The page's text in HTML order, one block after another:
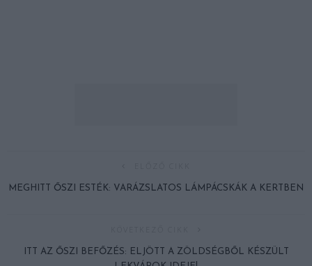
MEGHITT ŐSZI ESTÉK: VARÁZSLATOS LÁMPÁCSKÁK A KERTBEN
ITT AZ ŐSZI BEFŐZÉS: ELJÖTT A ZÖLDSÉGBŐL KÉSZÜLT